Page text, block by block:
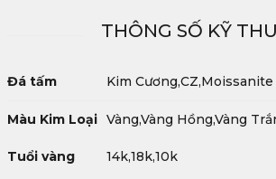
THÔNG SỐ KỸ
Đá tấm Kim Cương,CZ,Moissanite
Màu Kim Loại Vàng,Vàng Hồng,Vàng
Tuổi vàng 14k,18k,10k